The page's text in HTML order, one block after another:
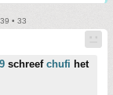
• 33
schreef chufi het